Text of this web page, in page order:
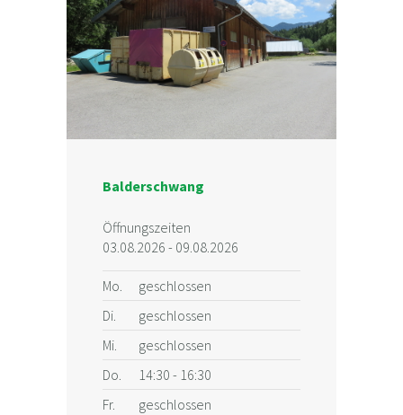
Balderschwang
Öffnungszeiten
03.08.2026 - 09.08.2026
Mo.
geschlossen
Di.
geschlossen
Mi.
geschlossen
Do.
14:30 - 16:30
Fr.
geschlossen